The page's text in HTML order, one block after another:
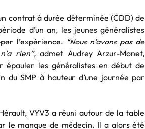
contrat à durée déterminée (CDD) de
d’un an, les jeunes généralistes
l’expérience. “Nous n’avons pas de
rien”,admet Audrey Arzur-Monet,
épauler les généralistes en début de
du SMP à hauteur d’une journée par
VYV3 a réuni autour de la table
le manque de médecin. Il a alors été